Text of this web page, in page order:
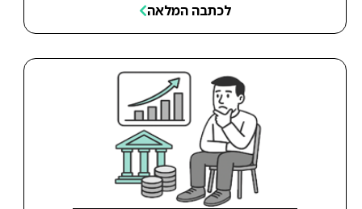
לכתבה המלאה